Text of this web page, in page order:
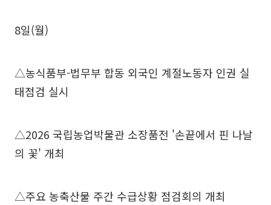
8일(월)
△농식품부-법무부 합동 외국인 계절노동자 인권 실
태점검 실시
△2026 국립농업박물관 소장품전 '손끝에서 핀 나날
의 꽃' 개최
△주요 농축산물 주간 수급상황 점검회의 개최